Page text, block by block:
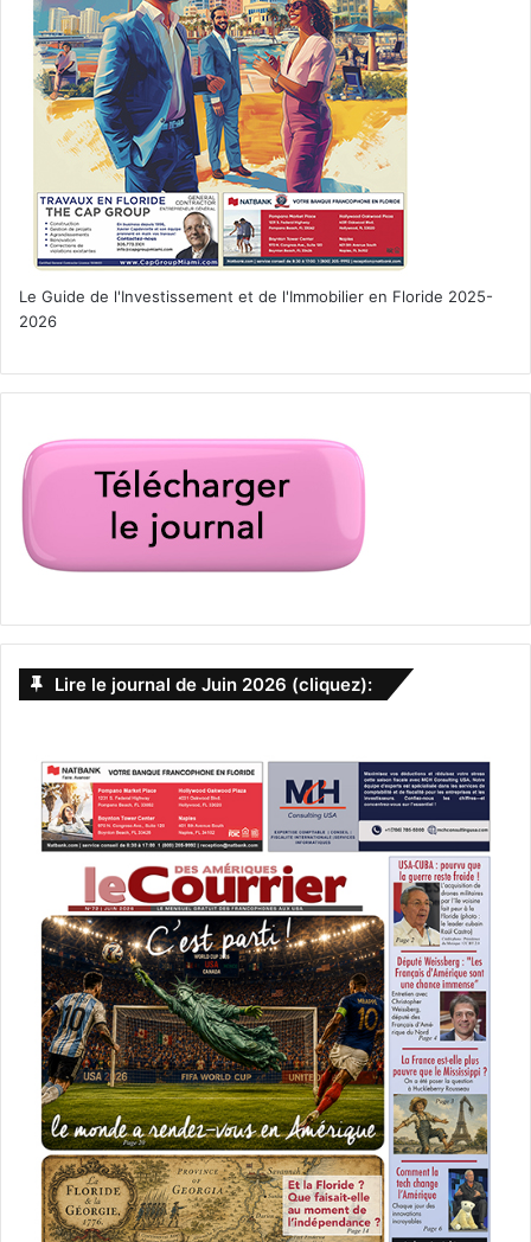
Le Guide de l'Investissement et de l'Immobilier en Floride 2025-
2026
Lire le journal de Juin 2026 (cliquez):